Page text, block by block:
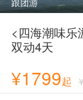
<四海潮味乐
双动4天
¥1799起